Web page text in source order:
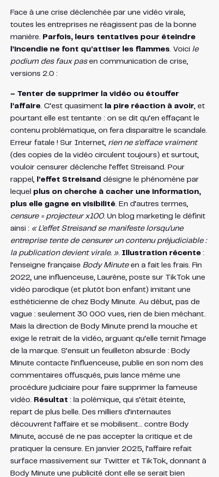
Face à une crise déclenchée par une vidéo virale,
toutes les entreprises ne réagissent pas de la bonne
manière.
Parfois, leurs tentatives pour éteindre
l’incendie ne font qu’attiser les flammes. Voici le
podium des faux pasen communication de crise,
versions 2.0 :
– Tenter de supprimer la vidéo ou étouffer
l’affaire. C’est quasiment la pire réaction à avoir, et
pourtant elle est tentante : on se dit qu’en effaçant le
contenu problématique, on fera disparaître le scandale.
Erreur fatale ! Sur Internet, rien ne s’efface vraiment
(des copies de la vidéo circulent toujours) et surtout,
vouloir censurer déclenche l’effet Streisand. Pour
rappel,
l’effet Streisand désigne le phénomène par
lequel plus on cherche à cacher une information,
plus elle gagne en visibilité. En d’autres termes,
censure = projecteur x100. Un blog marketing le définit
ainsi : « L’effet Streisand se manifeste lorsqu’une
entreprise tente de censurer un contenu préjudiciable :
la publication devient virale. »​. Illustration récente:
l’enseigne française Body Minuteen a fait les frais. Fin
2022, une influenceuse, Laurène, poste sur TikTok une
vidéo parodique (et plutôt bon enfant) imitant une
esthéticienne de chez Body Minute. Au début, pas de
vague : seulement 30 000 vues, rien de bien méchant​.
Mais la direction de Body Minute prend la mouche et
exige le retrait de la vidéo, arguant qu’elle ternit l’image
de la marque. S’ensuit un feuilleton absurde : Body
Minute contacte l’influenceuse, publie en son nom des
commentaires offusqués, puis lance même une
procédure judiciaire pour faire supprimer la fameuse
vidéo​.
Résultat : la polémique, qui s’était éteinte,
repart de plus belle. Des milliers d’internautes
découvrent l’affaire et se mobilisent… contre Body
Minute, accusé de ne pas accepter la critique et de
pratiquer la censure. En janvier 2025, l’affaire refait
surface massivement sur Twitter et TikTok, donnant à
Body Minute une publicité dont elle se serait bien